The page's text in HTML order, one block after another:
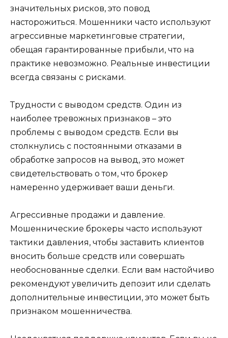
значительных рисков, это повод
насторожиться. Мошенники часто используют
агрессивные маркетинговые стратегии,
обещая гарантированные прибыли, что на
практике невозможно. Реальные инвестиции
всегда связаны с рисками.
Трудности с выводом средств. Один из
наиболее тревожных признаков – это
проблемы с выводом средств. Если вы
столкнулись с постоянными отказами в
обработке запросов на вывод, это может
свидетельствовать о том, что брокер
намеренно удерживает ваши деньги.
Агрессивные продажи и давление.
Мошеннические брокеры часто используют
тактики давления, чтобы заставить клиентов
вносить больше средств или совершать
необоснованные сделки. Если вам настойчиво
рекомендуют увеличить депозит или сделать
дополнительные инвестиции, это может быть
признаком мошенничества.